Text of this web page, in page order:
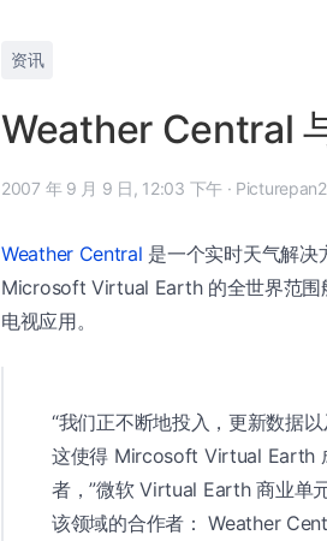
资讯
Weather Central
2007 年 9 月 9 日, 12:03 下午 · Picturepan2
Weather Central 是一个实时天气解决
Microsoft Virtual Earth 的全世界范围
电视应用。
“我们正不断地投入，更新数据
这使得 Mircosoft Virtual Earth
者，”微软 Virtual Earth 商业单
该领域的合作者： Weather